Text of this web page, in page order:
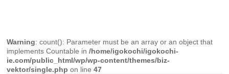
Warning: count(): Parameter must be an array or an object that
implements Countable in/home/igokochi/igokochi-
ie.com/public_html/wp/wp-content/themes/biz-
vektor/single.php on line47